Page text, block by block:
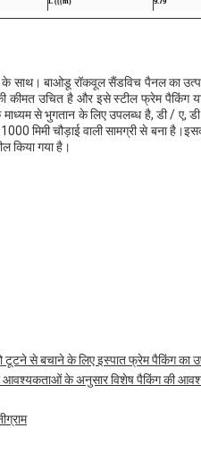
के साथ। बाओडू रॉकवूल सैंडविच पैनल का
कीमत उचित है और इसे स्टील फ्रेम पैकिंग
से भुगतान के लिए उपलब्ध है, डी / ए, डी
मिमी चौड़ाई वाली सामग्री से बना
किया गया है।
टूटने से बचाने के लिए इस्पात फ्रेम पैकिंग
आवश्यकताओं के अनुसार विशेष पैकिंग की